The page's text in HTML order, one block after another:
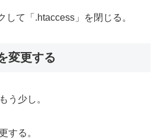
して「.htaccess」を閉じる。
変更する
う少し。
する。